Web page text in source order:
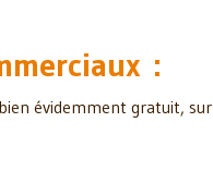
:
évidemment gratuit, sur